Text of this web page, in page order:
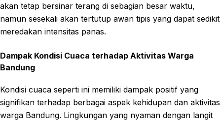
akan tetap bersinar terang di sebagian besar waktu,
namun sesekali akan tertutup awan tipis yang dapat sedikit
meredakan intensitas panas.
Dampak Kondisi Cuaca terhadap Aktivitas Warga
Bandung
Kondisi cuaca seperti ini memiliki dampak positif yang
signifikan terhadap berbagai aspek kehidupan dan aktivitas
warga Bandung. Lingkungan yang nyaman dengan langit